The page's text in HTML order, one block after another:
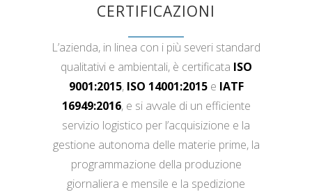
CERTIFICAZIONI
L’azienda, in linea con i più severi standard
qualitativi e ambientali, è certificata ISO
9001:2015, ISO 14001:2015e IATF
16949:2016, e si avvale di un efficiente
servizio logistico per l’acquisizione e la
gestione autonoma delle materie prime, la
programmazione della produzione
giornaliera e mensile e la spedizione